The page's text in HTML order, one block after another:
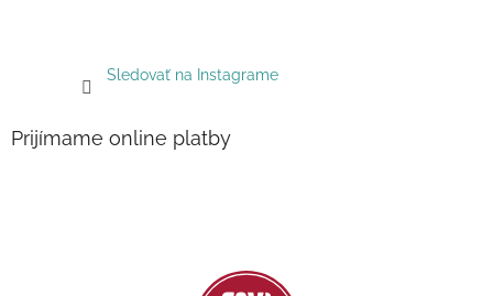
Sledovať na Instagrame
Prijímame online platby